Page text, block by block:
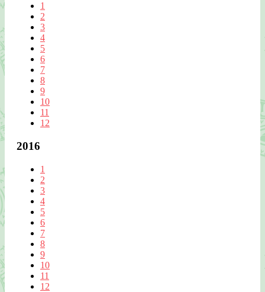
1
2
3
4
5
6
7
8
9
10
11
12
2016
1
2
3
4
5
6
7
8
9
10
11
12